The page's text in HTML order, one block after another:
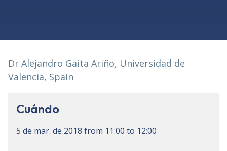
Dr Alejandro Gaita Ariño, Universidad de
Valencia, Spain
Cuándo
5 de mar. de 2018 from 11:00 to 12:00